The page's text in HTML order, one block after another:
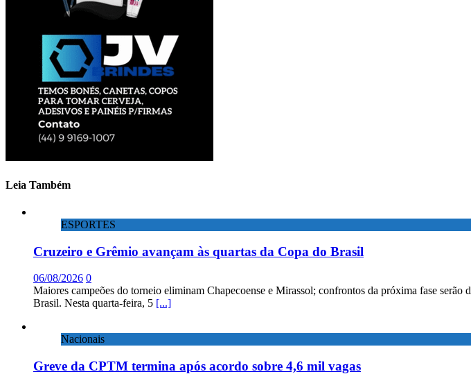
Leia Também
ESPORTES
Cruzeiro e Grêmio avançam às quartas da Copa do Brasil
06/08/2026 0
Maiores campeões do torneio eliminam Chapecoense e Mirassol; confrontos da próxima fase
Brasil. Nesta quarta-feira, 5 [...]
Nacionais
Greve da CPTM termina após acordo sobre 4,6 mil vagas